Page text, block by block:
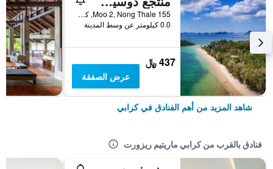
155 Moo 2, Nong Thale, كرابي, تايلاند
0.0 كيلومتر عن وسط المدينة
437 ﷼
عرض الصفقة
شاهد المزيد من أهم الفنادق في كرابي
فنادق بالقرب من كرابي ماريتيم ريزورت